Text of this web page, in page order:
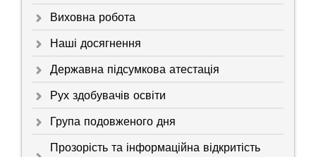
Виховна робота
Наші досягнення
Державна підсумкова атестація
Рух здобувачів освіти
Група подовженого дня
Прозорість та інформаційна відкритість